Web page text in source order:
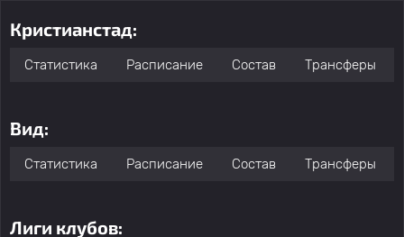
Кристианстад:
Статистика Расписание Состав Трансферы
Вид:
Статистика Расписание Состав Трансферы
Лиги клубов: